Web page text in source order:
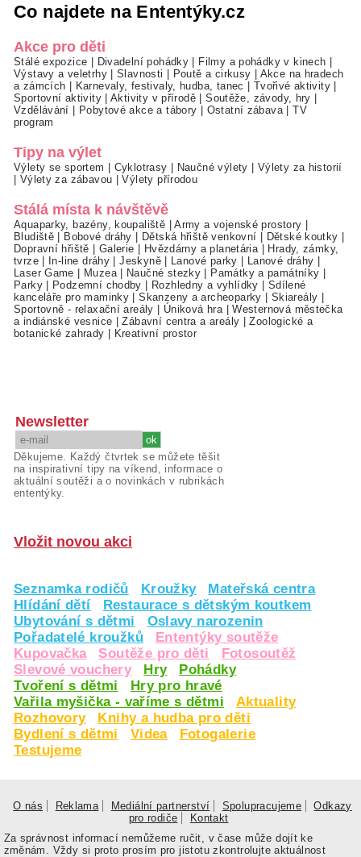
Co najdete na Ententýky.cz
Akce pro děti
Stálé expozice Divadelní pohádky Filmy a pohádky v kinech
Výstavy a veletrhy|Slavnosti Poutě a cirkusy
Akce na hradech
a zámcích
Karnevaly, festivaly, hudba, tanec Tvořivé aktivity
Sportovní aktivity|Aktivity v přírodě |Soutěže, závody, hry
Vzdělávání
Pobytové akce a tábory Ostatní zábava |TV
program
Tipy na výlet
Výlety se sportem Cyklotrasy Naučné výlety
Výlety za historií
Výlety za zábavou |Výlety přírodou
Stálá místa k návštěvě
Aquaparky, bazény, koupaliště |Army a vojenské prostory
Bludiště
Bobové dráhy Dětská hřiště venkovní Dětské koutky
Dopravní hřiště
Galerie Hvězdárny a planetária
Hrady, zámky,
tvrze| In-line dráhy |Jeskyně| Lanové parky Lanové dráhy
Laser Game
Muzea| Naučné stezky Památky a památníky
Parky| Podzemní chodby Rozhledny a vyhlídky
Sdílené
kanceláře pro maminky |Skanzeny a archeoparky Skiareály
Sportovně - relaxační areály
Úniková hra |Westernová městečka
a indiánské vesnice |Zábavní centra a areály |Zoologické a
botanické zahrady
Kreativní prostor
Newsletter
Děkujeme. Každý čtvrtek se můžete těšit
na inspirativní tipy na víkend, informace o
aktuální soutěži a o novinkách v rubrikách
ententýky.
Vložit novou akci
Seznamka rodičů Kroužky
Mateřská centra
Hlídání dětí
Restaurace s dětským koutkem
Ubytování s dětmi
Oslavy narozenin
Pořadatelé kroužků
Ententýky soutěže
Kupovačka
Soutěže pro děti
Fotosoutěž
Slevové vouchery
Hry
Pohádky
Tvoření s dětmi
Hry pro hravé
Vařila myšička - vaříme s dětmi
Aktuality
Rozhovory
Knihy a hudba pro děti
Bydlení s dětmi
Videa
Fotogalerie
Testujeme
O nás Reklama Mediální partnerství Spolupracujeme
Odkazy
pro rodiče
Kontakt
Za správnost informací nemůžeme ručit, v čase může dojít ke
změnám. Vždy si proto prosím pro jistotu zkontrolujte aktuálnost